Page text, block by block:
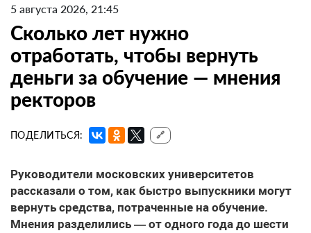
5 августа 2026, 21:45
Сколько лет нужно
отработать, чтобы вернуть
деньги за обучение — мнения
ректоров
ПОДЕЛИТЬСЯ: 🔗
Руководители московских университетов
рассказали о том, как быстро выпускники могут
вернуть средства, потраченные на обучение.
Мнения разделились — от одного года до шести